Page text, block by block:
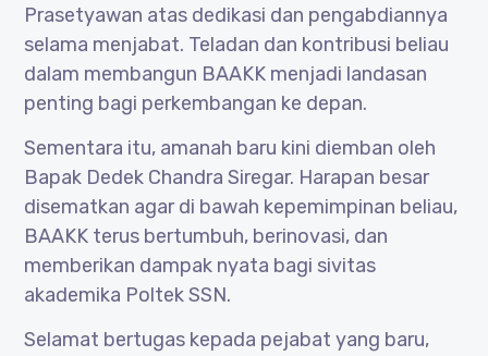
Prasetyawan atas dedikasi dan pengabdiannya
selama menjabat. Teladan dan kontribusi beliau
dalam membangun BAAKK menjadi landasan
penting bagi perkembangan ke depan.
Sementara itu, amanah baru kini diemban oleh
Bapak Dedek Chandra Siregar. Harapan besar
disematkan agar di bawah kepemimpinan beliau,
BAAKK terus bertumbuh, berinovasi, dan
memberikan dampak nyata bagi sivitas
akademika Poltek SSN.
Selamat bertugas kepada pejabat yang baru,